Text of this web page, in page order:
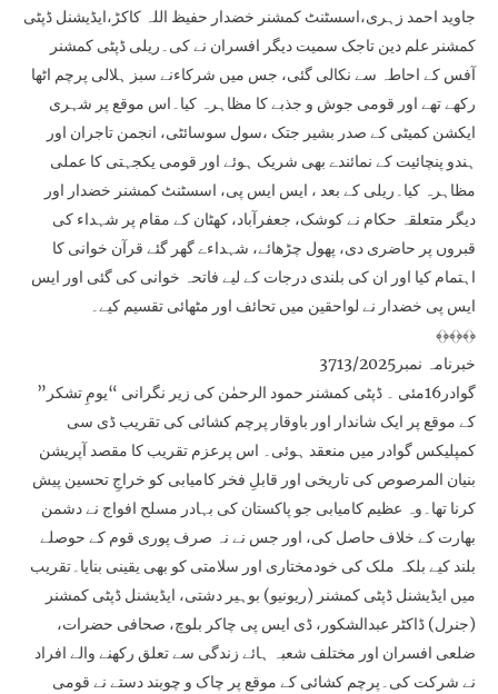
جاوید احمد زہری،اسسٹنٹ کمشنر خضدار حفیظ اللہ کاکڑ،ایڈیشنل ڈپٹی
کمشنر علم دین تاجک سمیت دیگر افسران نے کی۔ریلی ڈپٹی کمشنر
آفس کے احاطہ سے نکالی گئی، جس میں شرکاءنے سبز ہلالی پرچم اٹھا
رکھے تھے اور قومی جوش و جذبے کا مظاہرہ کیا۔اس موقع پر شہری
ایکشن کمیٹی کے صدر بشیر جتک ،سول سوسائٹی، انجمن تاجران اور
ہندو پنچائیت کے نمائندے بھی شریک ہوئے اور قومی یکجہتی کا عملی
مظاہرہ کیا۔ریلی کے بعد ، ایس ایس پی، اسسٹنٹ کمشنر خضدار اور
دیگر متعلقہ حکام نے کوشک، جعفرآباد، کھٹان کے مقام پر شہداء کی
قبروں پر حاضری دی، پھول چڑھائے، شہداءے گھر گئے قرآن خوانی کا
اہتمام کیا اور ان کی بلندی درجات کے لیے فاتحہ خوانی کی گئی اور ایس
ایس پی خضدار نے لواحقین میں تحائف اور مٹھائی تقسیم کیے۔
﴾﴿﴾﴿﴾﴿
خبرنامہ نمبر3713/2025
گوادر16مئی ۔ ڈپٹی کمشنر حمود الرحمٰن کی زیر نگرانی “یومِ تشکر”
کے موقع پر ایک شاندار اور باوقار پرچم کشائی کی تقریب ڈی سی
کمپلیکس گوادر میں منعقد ہوئی۔ اس پرعزم تقریب کا مقصد آپریشن
بنیان المرصوص کی تاریخی اور قابلِ فخر کامیابی کو خراجِ تحسین پیش
کرنا تھا۔وہ عظیم کامیابی جو پاکستان کی بہادر مسلح افواج نے دشمن
بھارت کے خلاف حاصل کی، اور جس نے نہ صرف پوری قوم کے حوصلے
بلند کیے بلکہ ملک کی خودمختاری اور سلامتی کو بھی یقینی بنایا۔تقریب
میں ایڈیشنل ڈپٹی کمشنر (ریونیو) بوہیر دشتی، ایڈیشنل ڈپٹی کمشنر
(جنرل) ڈاکٹر عبدالشکور، ڈی ایس پی چاکر بلوچ، صحافی حضرات،
ضلعی افسران اور مختلف شعبہ ہائے زندگی سے تعلق رکھنے والے افراد
نے شرکت کی۔پرچم کشائی کے موقع پر چاک و چوبند دستے نے قومی